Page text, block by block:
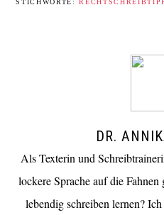
STICHWORTE:
DR.
Als Texterin und
lockere Sprache auf die
lebendig schreiben lernen?